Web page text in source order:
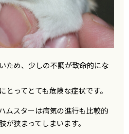
ため、少しの不調が致命的にな
とってとても危険な症状です。
ムスターは病気の進行も比較的
狭まってしまいます。